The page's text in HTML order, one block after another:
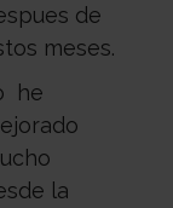
de
meses.
he
la